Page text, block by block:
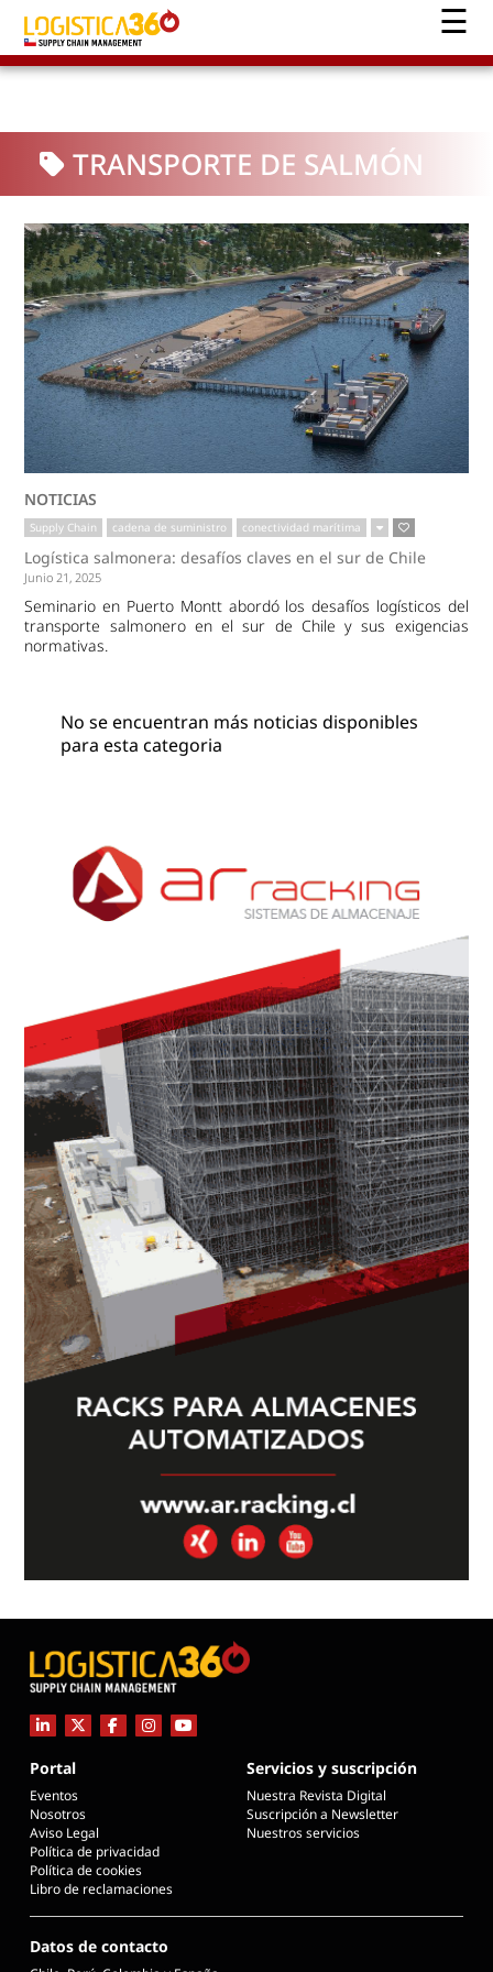
TRANSPORTE DE SALMÓN
NOTICIAS
Supply Chain cadena de suministro conectividad marítima
Logística salmonera: desafíos claves en el sur de Chile
Junio 21, 2025
Seminario en Puerto Montt abordó los desafíos logísticos del
transporte salmonero en el sur de Chile y sus exigencias
normativas.
No se encuentran más noticias disponibles
para esta categoria
Portal
Eventos
Nosotros
Aviso Legal
Política de privacidad
Política de cookies
Libro de reclamaciones
Servicios y suscripción
Nuestra Revista Digital
Suscripción a Newsletter
Nuestros servicios
Datos de contacto